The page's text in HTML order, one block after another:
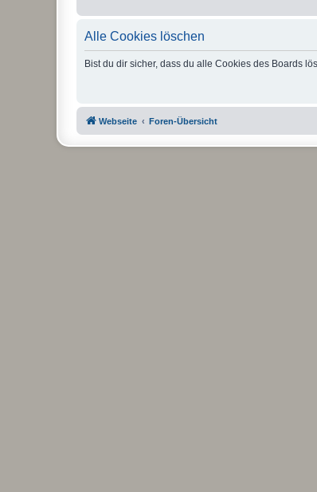
Alle Cookies löschen
Bist du dir sicher, dass du alle Cookies des Boards
Webseite Foren-Übersicht